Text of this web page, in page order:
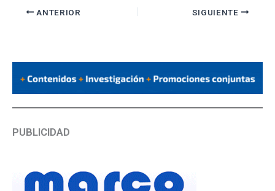
ANTERIOR SIGUIENTE
PUBLICIDAD